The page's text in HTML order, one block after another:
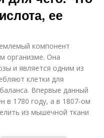
ее
компонент
организме. Она
и является одним из
клетки для
Впервые данный
в 1780 году, а в 1807-ом
из мышечной ткани